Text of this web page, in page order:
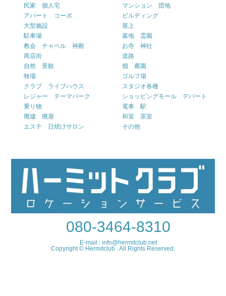
民家 個人宅
マンション 団地
アパート コーポ
ビルディング
大型施設
屋上
駐車場
墓地 霊園
教会 チャペル 神殿
お寺 神社
商店街
道路
自然 景観
畑 農園
牧場
ゴルフ場
クラブ ライブハウス
スタジオ各種
レジャー テーマパーク
ショッピングモール デパート
乗り物
電車 駅
廃墟 廃屋
和室 茶室
エステ 日焼けサロン
その他
080-3464-8310
E-mail : info@hermitclub.net
Copyright © Hermitclub . All Rights Reserved.